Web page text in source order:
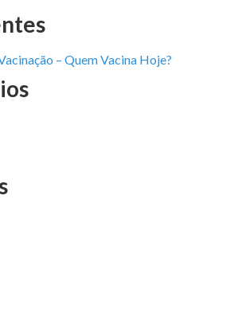
– Quem Vacina Hoje?